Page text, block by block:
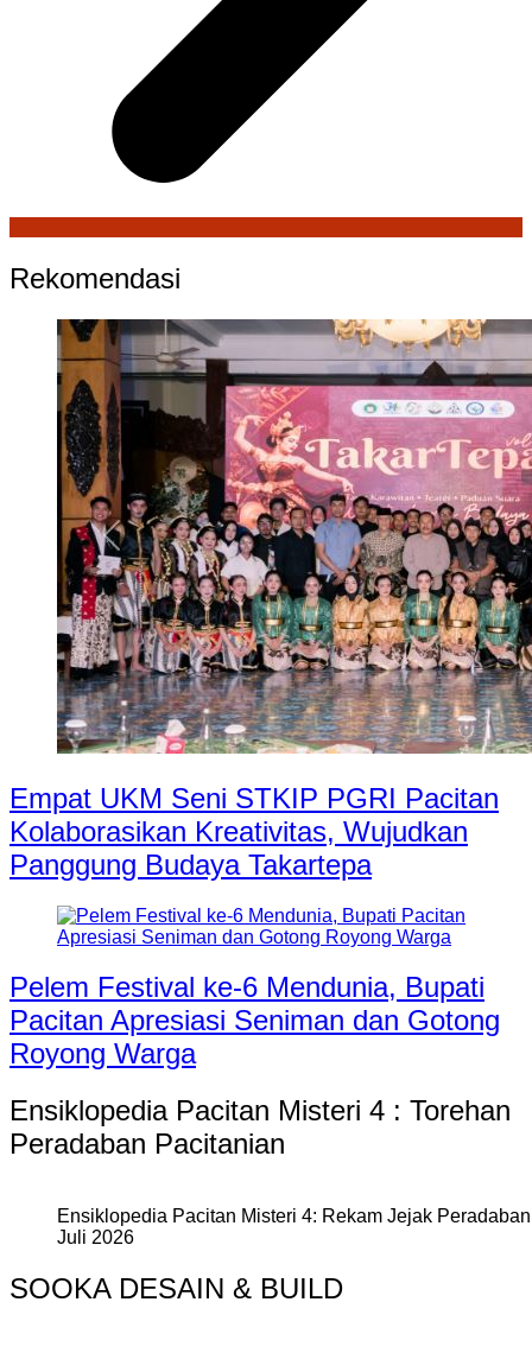
Rekomendasi
Empat UKM Seni STKIP PGRI Pacitan
Kolaborasikan Kreativitas, Wujudkan
Panggung Budaya Takartepa
Pelem Festival ke-6 Mendunia, Bupati
Pacitan Apresiasi Seniman dan Gotong
Royong Warga
Ensiklopedia Pacitan Misteri 4 : Torehan
Peradaban Pacitanian
Ensiklopedia Pacitan Misteri 4: Rekam Jejak
Juli 2026
SOOKA DESAIN & BUILD